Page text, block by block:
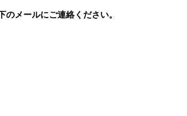
メールにご連絡ください。